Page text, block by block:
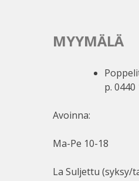
MYYMÄLÄ
p. 0440
Avoinna:
Ma-Pe 10-18
La Suljettu (syksy/